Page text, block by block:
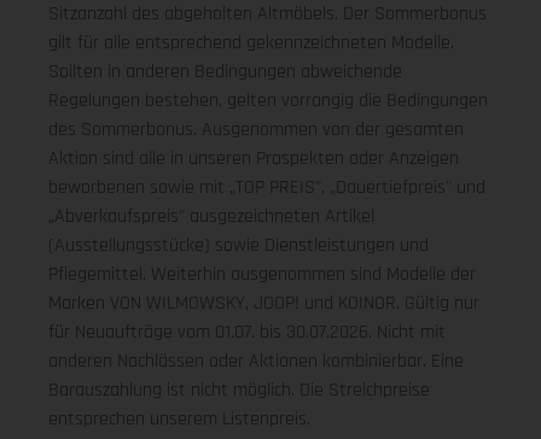
Sitzanzahl des abgeholten Altmöbels. Der Sommerbonus
gilt für alle entsprechend gekennzeichneten Modelle.
Sollten in anderen Bedingungen abweichende
Regelungen bestehen, gelten vorrangig die Bedingungen
des Sommerbonus. Ausgenommen von der gesamten
Aktion sind alle in unseren Prospekten oder Anzeigen
beworbenen sowie mit „TOP PREIS", „Dauertiefpreis" und
„Abverkaufspreis" ausgezeichneten Artikel
(Ausstellungsstücke) sowie Dienstleistungen und
Pflegemittel. Weiterhin ausgenommen sind Modelle der
Marken VON WILMOWSKY, JOOP! und KOINOR. Gültig nur
für Neuaufträge vom 01.07. bis 30.07.2026. Nicht mit
anderen Nachlässen oder Aktionen kombinierbar. Eine
Barauszahlung ist nicht möglich. Die Streichpreise
entsprechen unserem Listenpreis.